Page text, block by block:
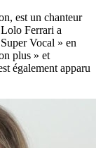
est un chanteur
Ferrari a
Vocal » en
plus » et
également apparu